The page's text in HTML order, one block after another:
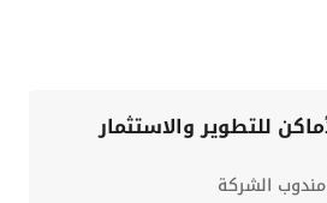
للتطوير والاستثمار
الشركة